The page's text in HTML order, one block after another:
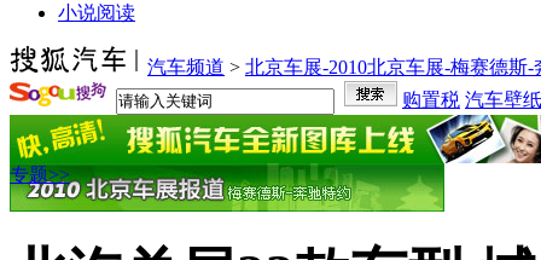
小说阅读
汽车频道 > 北京车展-2010北京车展-梅赛德斯-
购置税 汽车壁纸
专题>>